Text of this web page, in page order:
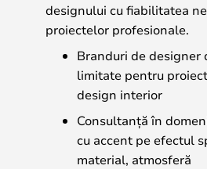
designului cu fiabilitatea
proiectelor profesionale.
Branduri de designer
limitate pentru
design interior
Consultanță în
cu accent pe efectul
material, atmosferă